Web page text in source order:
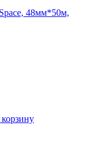
48мм*50м,